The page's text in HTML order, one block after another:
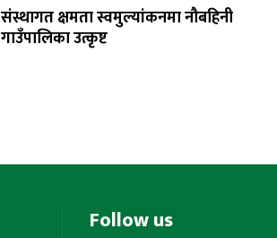
संस्थागत क्षमता स्वमुल्यांकनमा नौबहिनी
गाउँपालिका उत्कृष्ट
Follow us